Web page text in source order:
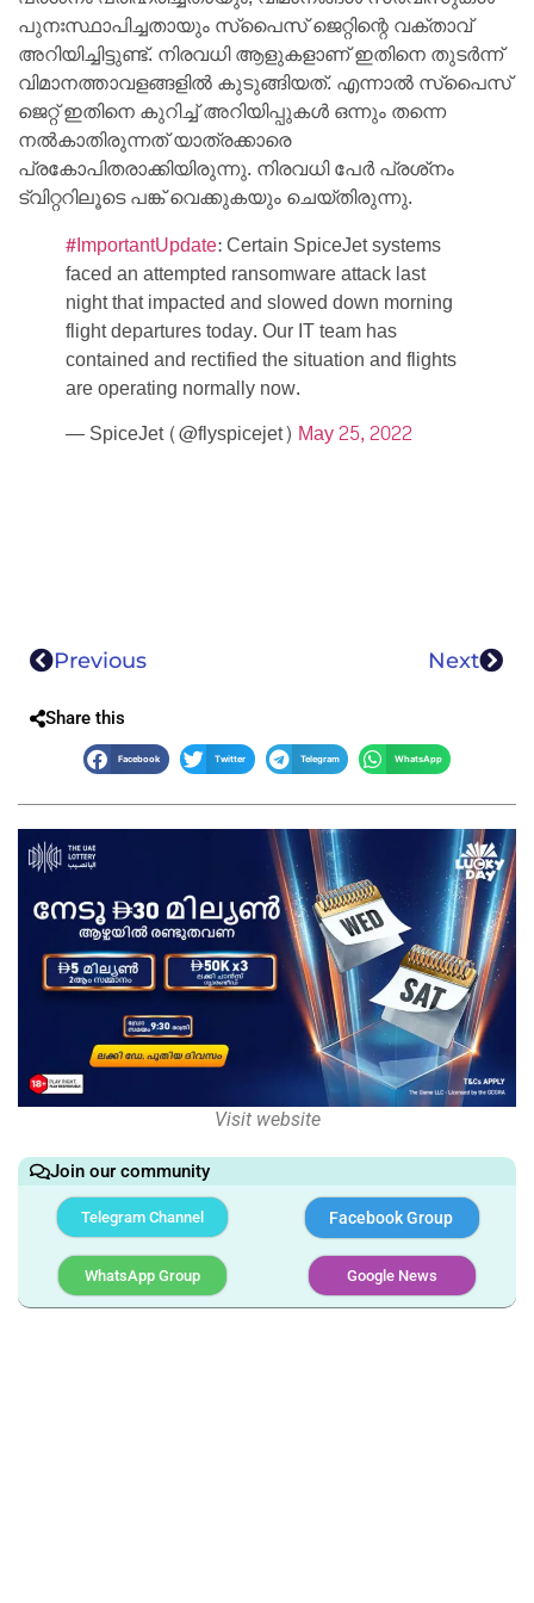
പുനഃസ്ഥാപിച്ചതായും സ്‌പൈസ് ജെറ്റിന്റെ വക്താവ്
അറിയിച്ചിട്ടുണ്ട്. നിരവധി ആളുകളാണ് ഇതിനെ തുടർന്ന്
വിമാനത്താവളങ്ങളിൽ കുടുങ്ങിയത്. എന്നാൽ സ്‌പൈസ്
ജെറ്റ് ഇതിനെ കുറിച്ച് അറിയിപ്പുകൾ ഒന്നും തന്നെ
നൽകാതിരുന്നത് യാത്രക്കാരെ
പ്രകോപിതരാക്കിയിരുന്നു. നിരവധി പേർ പ്രശ്‌നം
ട്വിറ്ററിലൂടെ പങ്ക് വെക്കുകയും ചെയ്തിരുന്നു.
#ImportantUpdate: Certain SpiceJet systems
faced an attempted ransomware attack last
night that impacted and slowed down morning
flight departures today. Our IT team has
contained and rectified the situation and flights
are operating normally now.
— SpiceJet (@flyspicejet) May 25, 2022
Previous Next
Share this
Facebook Twitter Telegram WhatsApp
Visit website
Join our community
Telegram Channel Facebook Group
WhatsApp Group Google News